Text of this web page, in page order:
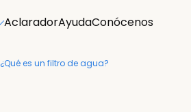
AclaradorAyudaConócenos
¿Qué es un filtro de agua?